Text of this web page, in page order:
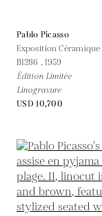
Pablo Picasso
Exposition
B1286 , 1959
Édition Limitée
Linogravure
USD 10,700